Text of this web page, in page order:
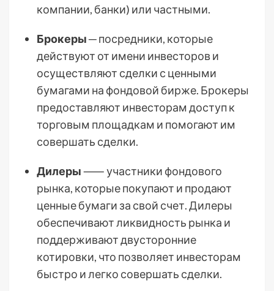
компании, банки) или частными.
Брокеры─ посредники, которые
действуют от имени инвесторов и
осуществляют сделки с ценными
бумагами на фондовой бирже. Брокеры
предоставляют инвесторам доступ к
торговым площадкам и помогают им
совершать сделки.
Дилеры⸺ участники фондового
рынка, которые покупают и продают
ценные бумаги за свой счет. Дилеры
обеспечивают ликвидность рынка и
поддерживают двусторонние
котировки, что позволяет инвесторам
быстро и легко совершать сделки.